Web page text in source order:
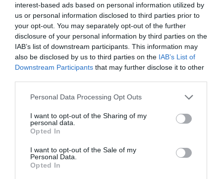
interest-based ads based on personal information utilized by
us or personal information disclosed to third parties prior to
your opt-out. You may separately opt-out of the further
disclosure of your personal information by third parties on the
IAB’s list of downstream participants. This information may
also be disclosed by us to third parties on the IAB’s List of
Downstream Participants that may further disclose it to other
Personal Data Processing Opt Outs
I want to opt-out of the Sharing of my
personal data.
Opted In
I want to opt-out of the Sale of my
Personal Data.
Opted In